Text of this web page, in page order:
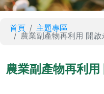
首頁
主題專區
農業副產物再利用 開
農業副產物再利